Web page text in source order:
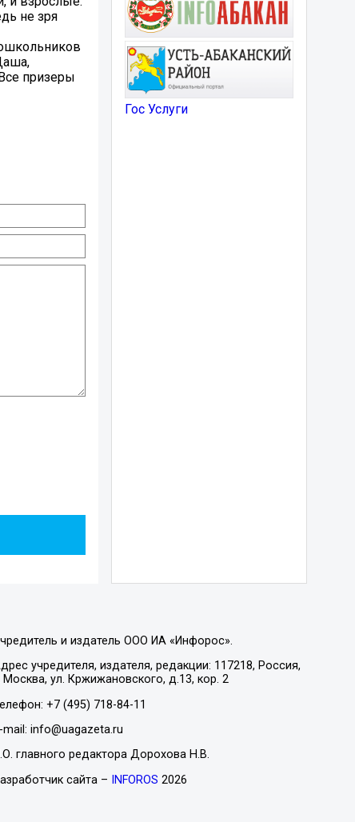
не зря
призеры
Гос Услуги
и издатель ООО ИА «Инфорос».
учредителя, издателя, редакции: 117218, Россия,
Москва, ул. Кржижановского, д.13, кор. 2
+7 (495) 718-84-11
mail: info@uagazeta.ru
главного редактора Дорохова Н.В.
сайта –
INFOROS 2026